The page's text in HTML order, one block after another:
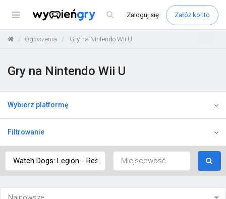
Menu Zaloguj się Załóż konto
Ogłoszenia Gry na Nintendo Wii U
Gry na Nintendo Wii U
Wybierz platformę
Filtrowanie